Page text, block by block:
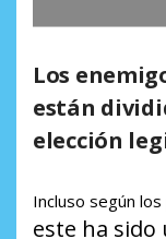
Los
están
elección
Incluso según
este ha sido